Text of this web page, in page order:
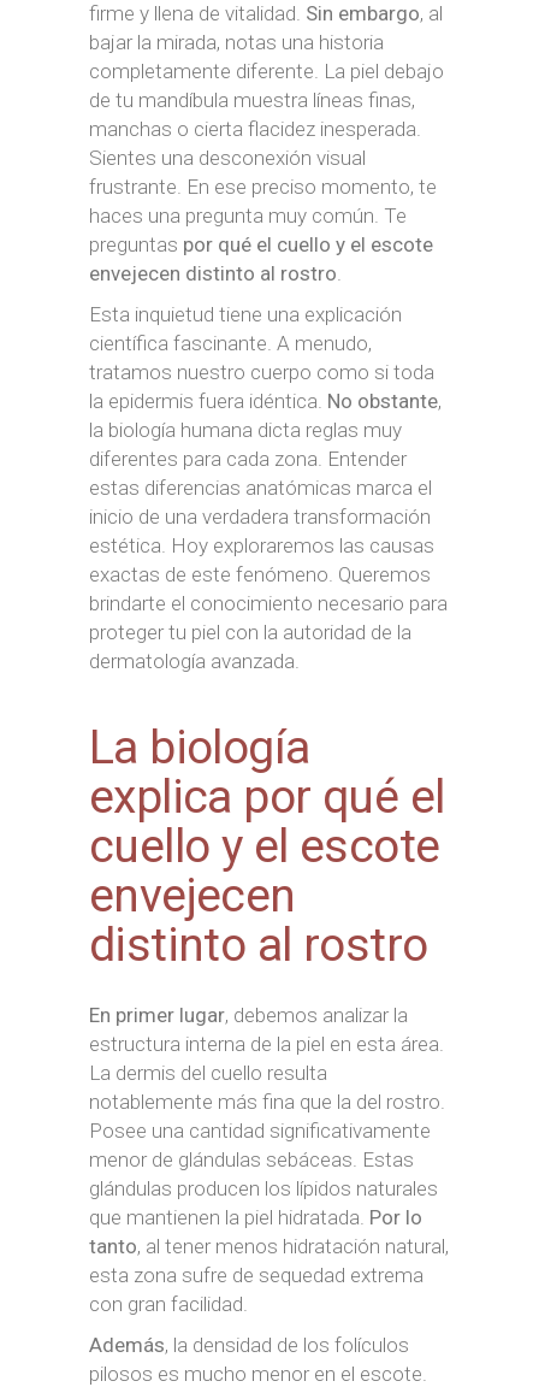
firme y llena de vitalidad. Sin embargo, al
bajar la mirada, notas una historia
completamente diferente. La piel debajo
de tu mandíbula muestra líneas finas,
manchas o cierta flacidez inesperada.
Sientes una desconexión visual
frustrante. En ese preciso momento, te
haces una pregunta muy común. Te
preguntas por qué el cuello y el escote
envejecen distinto al rostro.
Esta inquietud tiene una explicación
científica fascinante. A menudo,
tratamos nuestro cuerpo como si toda
la epidermis fuera idéntica. No obstante,
la biología humana dicta reglas muy
diferentes para cada zona. Entender
estas diferencias anatómicas marca el
inicio de una verdadera transformación
estética. Hoy exploraremos las causas
exactas de este fenómeno. Queremos
brindarte el conocimiento necesario para
proteger tu piel con la autoridad de la
dermatología avanzada.
La biología
explica por qué el
cuello y el escote
envejecen
distinto al rostro
En primer lugar, debemos analizar la
estructura interna de la piel en esta área.
La dermis del cuello resulta
notablemente más fina que la del rostro.
Posee una cantidad significativamente
menor de glándulas sebáceas. Estas
glándulas producen los lípidos naturales
que mantienen la piel hidratada. Por lo
tanto, al tener menos hidratación natural,
esta zona sufre de sequedad extrema
con gran facilidad.
Además, la densidad de los folículos
pilosos es mucho menor en el escote.